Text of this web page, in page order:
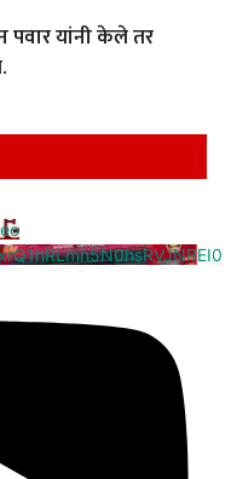
पवार यांनी केले तर